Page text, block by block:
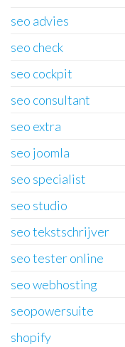
seo advies
seo check
seo cockpit
seo consultant
seo extra
seo joomla
seo specialist
seo studio
seo tekstschrijver
seo tester online
seo webhosting
seopowersuite
shopify